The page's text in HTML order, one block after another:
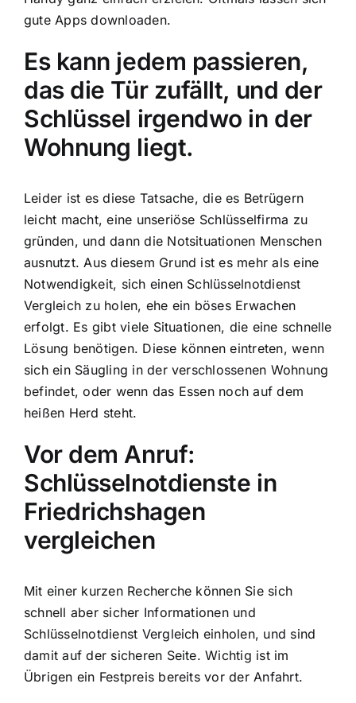
gute Apps downloaden.
Es kann jedem passieren,
das die Tür zufällt, und der
Schlüssel irgendwo in der
Wohnung liegt.
Leider ist es diese Tatsache, die es Betrügern
leicht macht, eine unseriöse Schlüsselfirma zu
gründen, und dann die Notsituationen Menschen
ausnutzt. Aus diesem Grund ist es mehr als eine
Notwendigkeit, sich einen Schlüsselnotdienst
Vergleich zu holen, ehe ein böses Erwachen
erfolgt. Es gibt viele Situationen, die eine schnelle
Lösung benötigen. Diese können eintreten, wenn
sich ein Säugling in der verschlossenen Wohnung
befindet, oder wenn das Essen noch auf dem
heißen Herd steht.
Vor dem Anruf:
Schlüsselnotdienste in
Friedrichshagen
vergleichen
Mit einer kurzen Recherche können Sie sich
schnell aber sicher Informationen und
Schlüsselnotdienst Vergleich einholen, und sind
damit auf der sicheren Seite. Wichtig ist im
Übrigen ein Festpreis bereits vor der Anfahrt.